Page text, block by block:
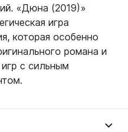
«Дюна (2019)»
игра
которая особенно
романа и
с сильным